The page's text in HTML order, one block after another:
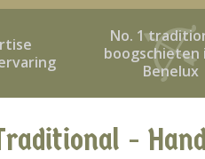
No. 1
boogschieten
Benelux
-